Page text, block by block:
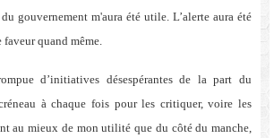
gouvernement m'aura été utile. L’alerte aura été
faveur quand même.
d’initiatives désespérantes de la part du
à chaque fois pour les critiquer, voire les
au mieux de mon utilité que du côté du manche,